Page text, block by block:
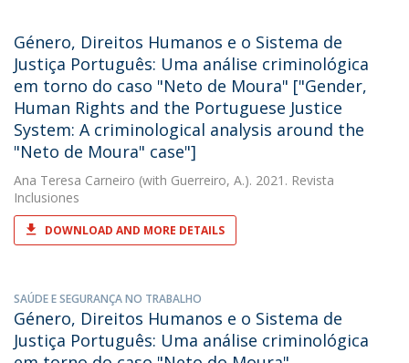
Género, Direitos Humanos e o Sistema de
Justiça Português: Uma análise criminológica
em torno do caso "Neto de Moura" ["Gender,
Human Rights and the Portuguese Justice
System: A criminological analysis around the
"Neto de Moura" case"]
Ana Teresa Carneiro (with Guerreiro, A.). 2021. Revista
Inclusiones
DOWNLOAD AND MORE DETAILS
SAÚDE E SEGURANÇA NO TRABALHO
Género, Direitos Humanos e o Sistema de
Justiça Português: Uma análise criminológica